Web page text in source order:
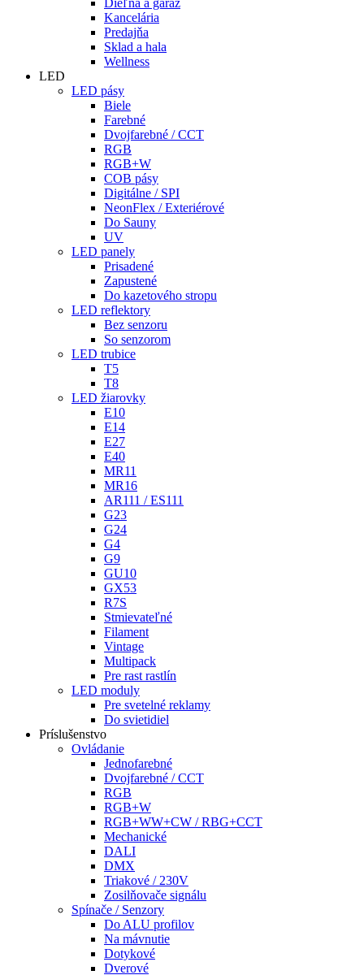
Dieľňa a garáž
Kancelária
Predajňa
Sklad a hala
Wellness
LED
LED pásy
Biele
Farebné
Dvojfarebné / CCT
RGB
RGB+W
COB pásy
Digitálne / SPI
NeonFlex / Exteriérové
Do Sauny
UV
LED panely
Prisadené
Zapustené
Do kazetového stropu
LED reflektory
Bez senzoru
So senzorom
LED trubice
T5
T8
LED žiarovky
E10
E14
E27
E40
MR11
MR16
AR111 / ES111
G23
G24
G4
G9
GU10
GX53
R7S
Stmievateľné
Filament
Vintage
Multipack
Pre rast rastlín
LED moduly
Pre svetelné reklamy
Do svietidiel
Príslušenstvo
Ovládanie
Jednofarebné
Dvojfarebné / CCT
RGB
RGB+W
RGB+WW+CW / RBG+CCT
Mechanické
DALI
DMX
Triakové / 230V
Zosilňovače signálu
Spínače / Senzory
Do ALU profilov
Na mávnutie
Dotykové
Dverové